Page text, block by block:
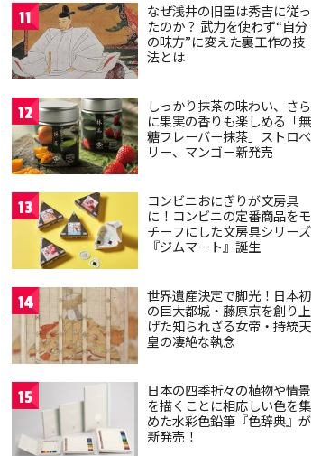
11
なぜ浅井の旧臣は秀吉に従っ
たのか？ 武力を使わず“自分
の味方”に変えた裏工作の技
法とは
12
しっかり抹茶の味わい、さら
に果実の香りも楽しめる「無
糖フレーバー抹茶」ストロベ
リー、マンゴー新発売
13
コンビニおにぎりが文房具
に！コンビニの定番商品をモ
チーフにした文房具シリーズ
『ジムマート』誕生
14
世界遺産決定で脚光！日本初
の巨大都城・藤原京を創り上
げた知られざる女帝・持統天
皇の凄絶な執念
15
日本の四季折々の植物や情景
を描くことに相応しい色を集
めた水彩色鉛筆『色辞典』が
新発売！